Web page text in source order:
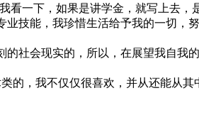
看一下，如果是讲学金，就写上去
技能，我珍惜生活给予我的一切，
社会现实的，所以，在展望我自我
，我不仅仅很喜欢，并从还能从其